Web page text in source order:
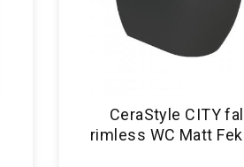
CeraStyle CITY
rimless WC Matt